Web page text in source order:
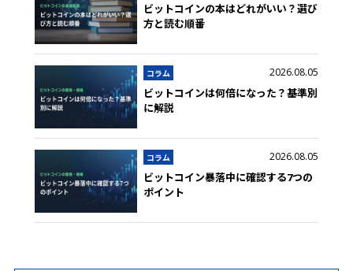
ビットコインの本はどれがいい？選び
方と読む順番
コラム 2026.08.05
ビットコインは何倍になった？基準別
に解説
コラム 2026.08.05
ビットコイン暴落中に確認する7つの
ポイント